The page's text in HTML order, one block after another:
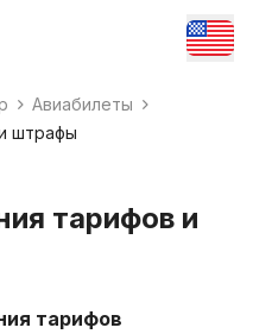
Авиабилеты
штрафы
тарифов и
тарифов